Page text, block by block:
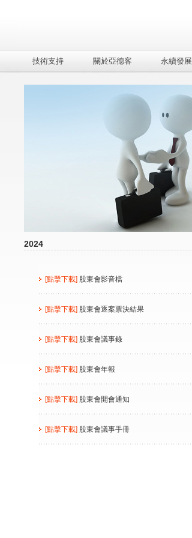
技術支持 關於亞德客 永續發展
2024
[點擊下載] 股東會影音檔
[點擊下載] 股東會逐案票決結果
[點擊下載] 股東會議事錄
[點擊下載] 股東會年報
[點擊下載] 股東會開會通知
[點擊下載] 股東會議事手冊